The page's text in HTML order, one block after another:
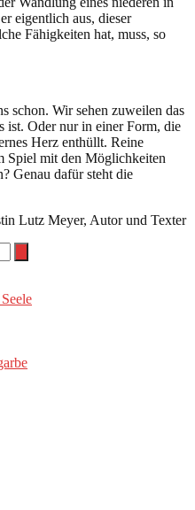
eigentlich aus, dieser
Fähigkeiten hat, muss, so
schon. Wir sehen zuweilen das
ist. Oder nur in einer Form, die
Herz enthüllt. Reine
Spiel mit den Möglichkeiten
Genau dafür steht die
Lutz Meyer, Autor und Texter